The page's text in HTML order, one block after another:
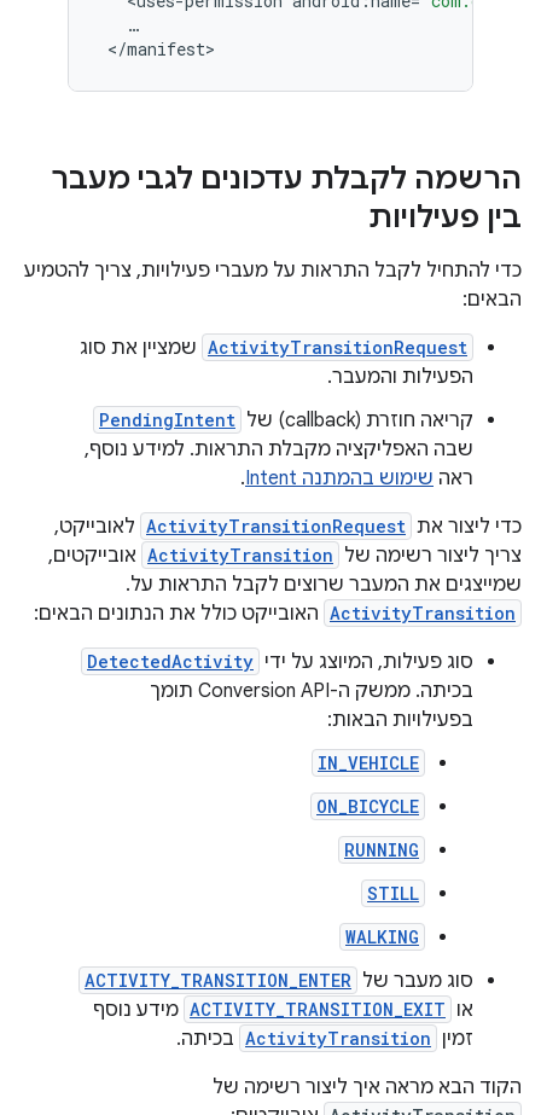
…
</manifest
הרשמה לקבלת עדכונים לגבי מעבר
בין פעילויות
כדי להתחיל לקבל התראות על מעברי פעילויות, צריך להטמיע
הבאים:
ActivityTransitionRequest שמציין את סוג
הפעילות והמעבר.
קריאה חוזרת (callback) של
PendingIntent
שבה האפליקציה מקבלת התראות. למידע נוסף,
ראה שימוש בהמתנה Intent
.
כדי ליצור את ActivityTransitionRequest לאובייקט,
צריך ליצור רשימה של ActivityTransition אובייקטים,
שמייצגים את המעבר שרוצים לקבל התראות על.
ActivityTransition האובייקט כולל את הנתונים הבאים:
סוג פעילות, המיוצג על ידי DetectedActivity
בכיתה. ממשק ה-Conversion API תומך
בפעילויות הבאות:
IN_VEHICLE
ON_BICYCLE
RUNNING
STILL
WALKING
סוג מעבר של ACTIVITY_TRANSITION_ENTER
או ACTIVITY_TRANSITION_EXIT מידע נוסף
זמין ActivityTransition בכיתה.
הקוד הבא מראה איך ליצור רשימה של